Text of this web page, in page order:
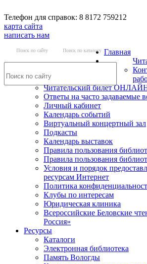
Телефон для справок: 8 8172 759212
карта сайта
написать нам
Поиск по сайту Поиск по каталогу Главная
Читательский билет
Ответы на часто задаваемые
Личный кабинет
Календарь событий
Виртуальный концертный зал
Подкасты
Календарь выставок
Правила пользования
Правила пользования
Условия и порядок
ресурсам Интернет
Политика
Клубы по интересам
Юридическая клиника
Всероссийские Беловские
Россия»
Ресурсы
Каталоги
Электронная библиотека
Память Вологды